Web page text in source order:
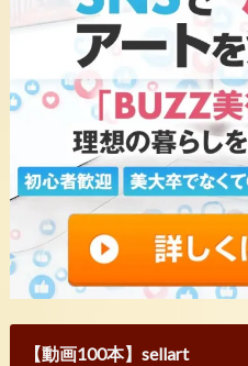
【動画100本】sellart